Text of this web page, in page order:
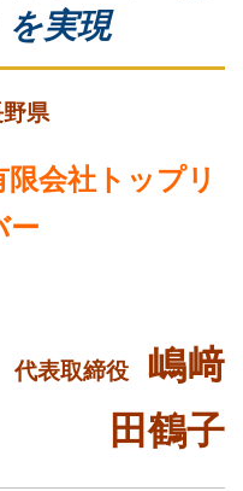
実現
県
限会社トップリ
ー
代表取締役
嶋﨑
田鶴子